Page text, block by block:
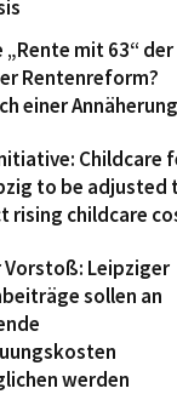
„Rente mit 63“ der
Rentenreform?
einer Annäherung
Childcare
to be adjusted
rising childcare
Vorstoß: Leipziger
sollen an
werden